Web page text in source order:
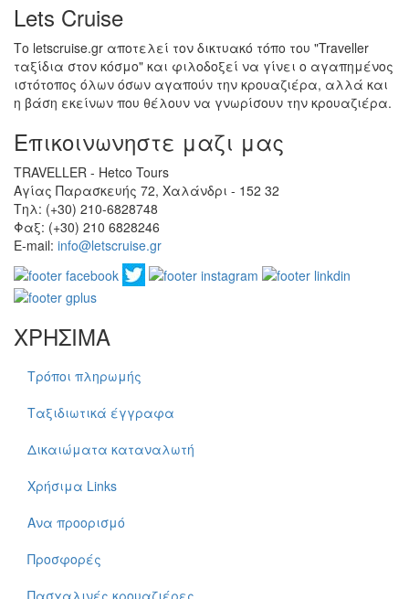
Lets Cruise
Το letscruise.gr αποτελεί τον δικτυακό τόπο του "Traveller
ταξίδια στον κόσμο" και φιλοδοξεί να γίνει ο αγαπημένος
ιστότοπος όλων όσων αγαπούν την κρουαζιέρα, αλλά και
η βάση εκείνων που θέλουν να γνωρίσουν την κρουαζιέρα.
Επικοινωνηστε μαζι μας
TRAVELLER - Hetco Tours
Αγίας Παρασκευής 72, Χαλάνδρι - 152 32
Τηλ: (+30) 210-6828748
Φαξ: (+30) 210 6828246
E-mail: info@letscruise.gr
ΧΡΗΣΙΜΑ
Τρόποι πληρωμής
Ταξιδιωτικά έγγραφα
Δικαιώματα καταναλωτή
Χρήσιμα Links
Ανα προορισμό
Προσφορές